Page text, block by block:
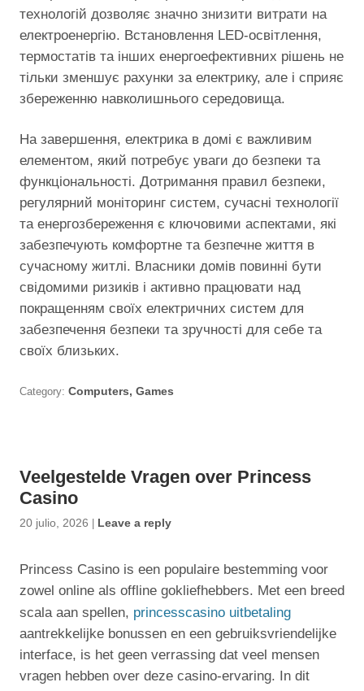
технологій дозволяє значно знизити витрати на
електроенергію. Встановлення LED-освітлення,
термостатів та інших енергоефективних рішень не
тільки зменшує рахунки за електрику, але і сприяє
збереженню навколишнього середовища.
На завершення, електрика в домі є важливим
елементом, який потребує уваги до безпеки та
функціональності. Дотримання правил безпеки,
регулярний моніторинг систем, сучасні технології
та енергозбереження є ключовими аспектами, які
забезпечують комфортне та безпечне життя в
сучасному житлі. Власники домів повинні бути
свідомими ризиків і активно працювати над
покращенням своїх електричних систем для
забезпечення безпеки та зручності для себе та
своїх близьких.
Category: Computers, Games
Veelgestelde Vragen over Princess
Casino
20 julio, 2026 Leave a reply
Princess Casino is een populaire bestemming voor
zowel online als offline gokliefhebbers. Met een breed
scala aan spellen, princesscasino uitbetaling
aantrekkelijke bonussen en een gebruiksvriendelijke
interface, is het geen verrassing dat veel mensen
vragen hebben over deze casino-ervaring. In dit